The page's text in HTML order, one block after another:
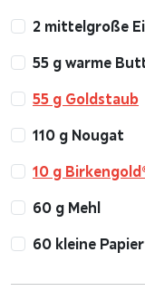
2 mittelgroße
55 g warme
55 g Goldstaub
110 g Nougat
10 g
60 g Mehl
60 kleine